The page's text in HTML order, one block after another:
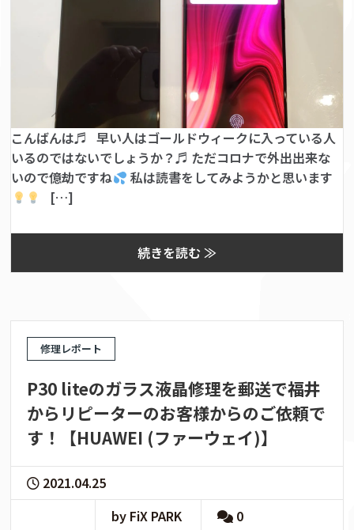
こんばんは♬ 早い人はゴールドウィークに入っている人
いるのではないでしょうか？♬ ただコロナで外出出来な
いので億劫ですね
私は読書をしてみようかと思います
[…]
続きを読む ≫
修理レポート
P30 liteのガラス液晶修理を郵送で福井
からリピーターのお客様からのご依頼で
す！【HUAWEI (ファーウェイ)】
2021.04.25
by FiX PARK
0